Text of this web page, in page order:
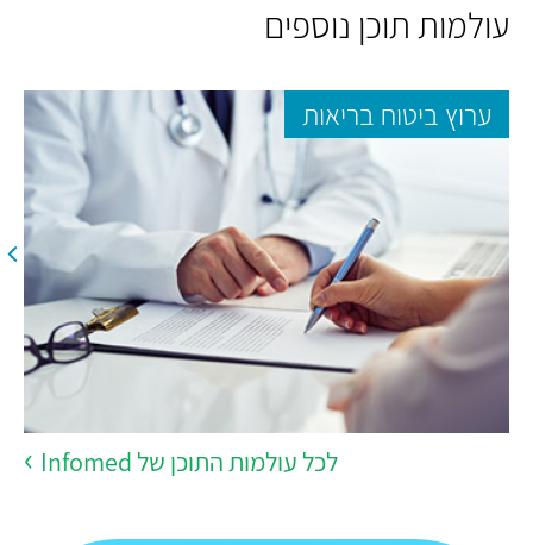
עולמות תוכן נוספים
ערוץ ביטוח בריאות
לכל עולמות התוכן של Infomed